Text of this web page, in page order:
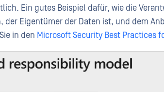
Ein gutes Beispiel dafür, wie die
der Eigentümer der Daten ist, und dem
in den Microsoft Security Best Practices